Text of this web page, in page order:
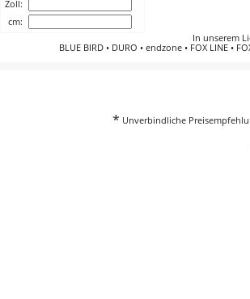
Zoll:
cm:
In unserem
BLUE BIRD• DURO • endzone• FOX LINE•
* Unverbindliche